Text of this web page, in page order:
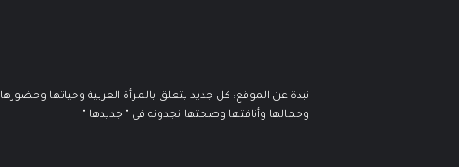
نبذة عن الموقع: كل جديد يتعلق بالمرأة العربية وحياتها وحضورها
وجمالها وأناقتها وصحتها تجدونه في " جديدها "